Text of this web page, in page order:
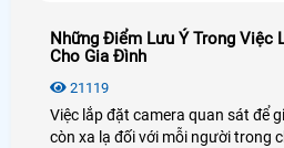
Những Điểm Lưu Ý Trong Việc
Cho Gia Đình
21119
Việc lắp đặt camera quan sát để
còn xa lạ đối với mỗi người trong